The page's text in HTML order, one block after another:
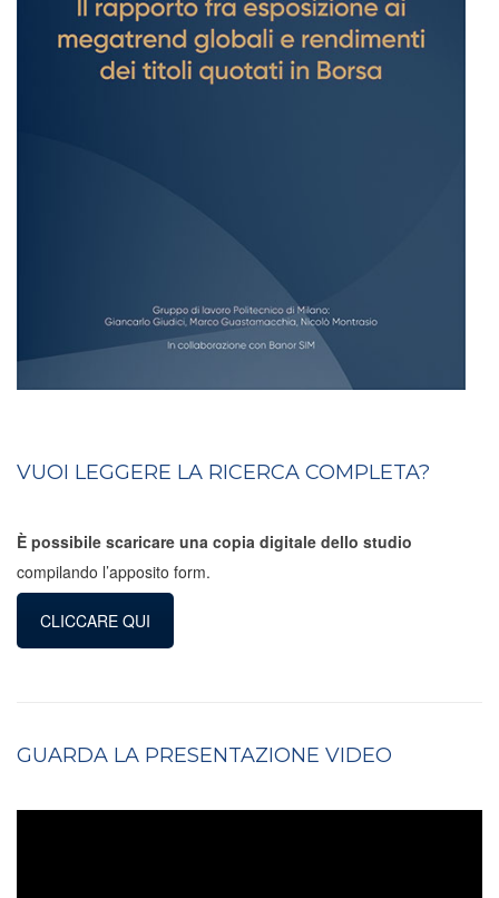
VUOI LEGGERE LA RICERCA COMPLETA?
È possibile scaricare una copia digitale dello studio
compilando l’apposito form.
CLICCARE QUI
GUARDA LA PRESENTAZIONE VIDEO